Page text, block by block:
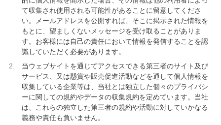
て収集され使用される可能性があることに留意してくださ
い。メールアドレスを公開すれば、そこに掲示された情報を
もとに、望ましくないメッセージを受け取ることがありま
す。お客様には自己の責任において情報を発信することを認
識していただく必要があります。
当ウェブサイトを通じてアクセスできる第三者のサイト及び
サービス、又は懸賞や販売促進活動などを通して個人情報を
収集している企業等は、当社とは独立した個々のプライバシ
ーに関しての規約やデータの収集規約を定めています。当社
は、これらの独立した第三者の規約や活動に対していかなる
義務や責任も負いません。